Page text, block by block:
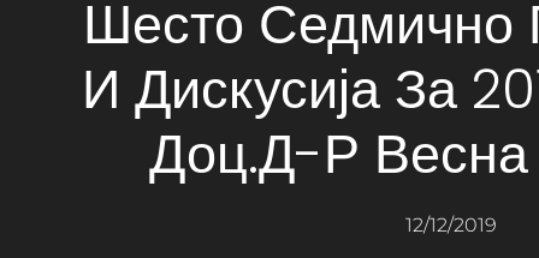
Шесто Седмично
И Дискусија За
Доц.д-Р Весна
12/12/2019